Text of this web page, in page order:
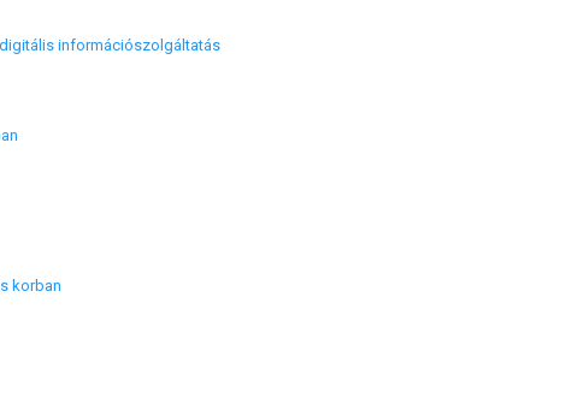
információszolgáltatás
korban